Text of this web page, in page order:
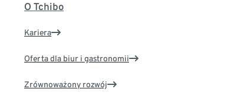
O Tchibo
Kariera
Oferta dla biur i gastronomii
Zrównoważony rozwój